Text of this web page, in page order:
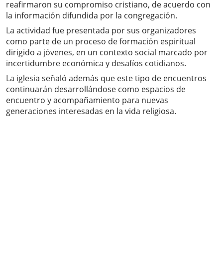
reafirmaron su compromiso cristiano, de acuerdo con
la información difundida por la congregación.
La actividad fue presentada por sus organizadores
como parte de un proceso de formación espiritual
dirigido a jóvenes, en un contexto social marcado por
incertidumbre económica y desafíos cotidianos.
La iglesia señaló además que este tipo de encuentros
continuarán desarrollándose como espacios de
encuentro y acompañamiento para nuevas
generaciones interesadas en la vida religiosa.